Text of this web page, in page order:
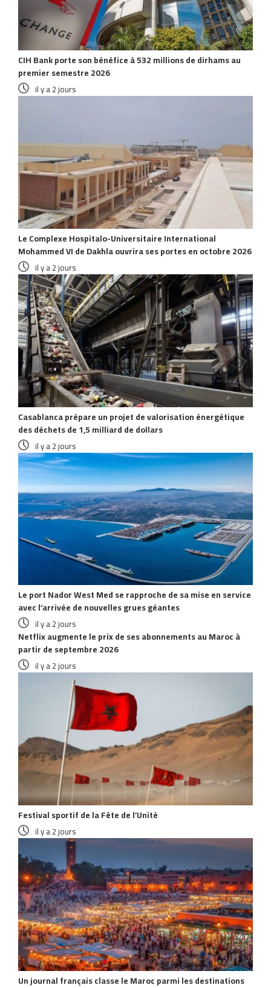
CIH Bank porte son bénéfice à 532 millions de dirhams au
premier semestre 2026
il y a 2 jours
Le Complexe Hospitalo-Universitaire International
Mohammed VI de Dakhla ouvrira ses portes en octobre 2026
il y a 2 jours
Casablanca prépare un projet de valorisation énergétique
des déchets de 1,5 milliard de dollars
il y a 2 jours
Le port Nador West Med se rapproche de sa mise en service
avec l’arrivée de nouvelles grues géantes
il y a 2 jours
Netflix augmente le prix de ses abonnements au Maroc à
partir de septembre 2026
il y a 2 jours
Festival sportif de la Fête de l’Unité
il y a 2 jours
Un journal français classe le Maroc parmi les destinations